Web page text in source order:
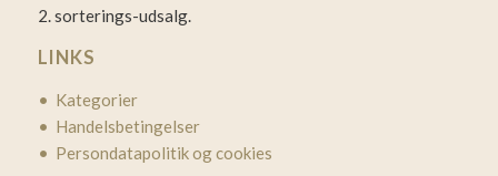
2. sorterings-udsalg.
LINKS
• Kategorier
• Handelsbetingelser
• Persondatapolitik og cookies